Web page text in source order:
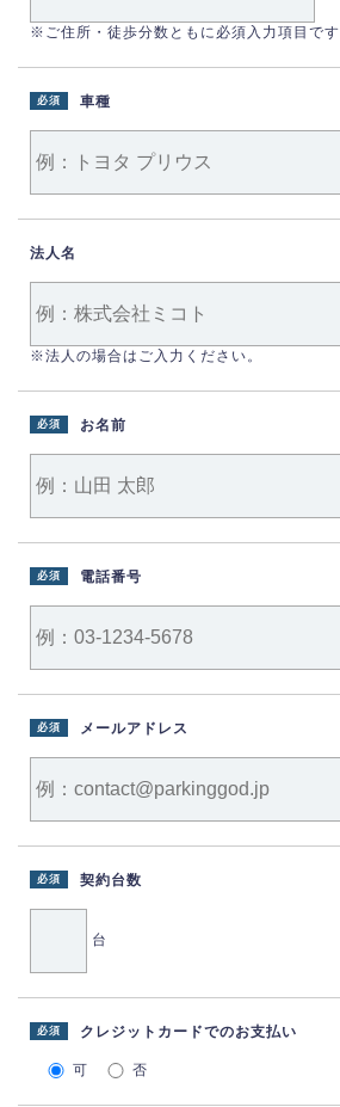
※ご住所・徒歩分数ともに必須入力項目です
車種
必須
法人名
※法人の場合はご入力ください。
お名前
必須
電話番号
必須
メールアドレス
必須
契約台数
必須
台
クレジットカードでのお支払い
必須
可 否